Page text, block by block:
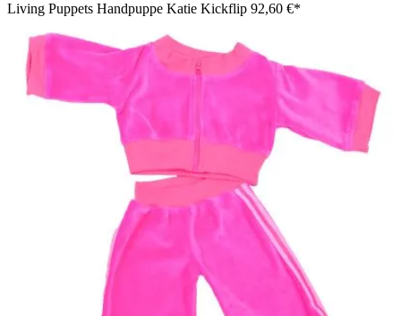
Living Puppets Handpuppe Katie Kickflip 92,60 €*